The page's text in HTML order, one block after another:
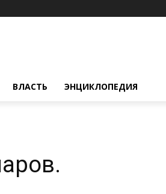
ВЛАСТЬ ЭНЦИКЛОПЕДИЯ